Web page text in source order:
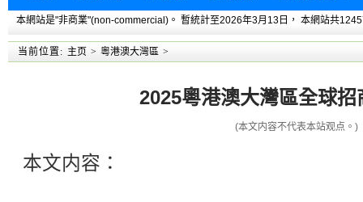
本網站是"非商業"(non-commercial)。 暫統計至2026年3月13日， 本網站共
当前位置: 主页 > 粵港澳大灣區 >
2025粵港澳大灣區全球招
(本文内容不代表本站观点。)
本文内容：